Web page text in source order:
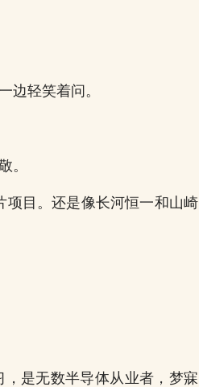
边轻笑着问。
。
项目。还是像长河恒一和山崎
是无数半导体从业者，梦寐